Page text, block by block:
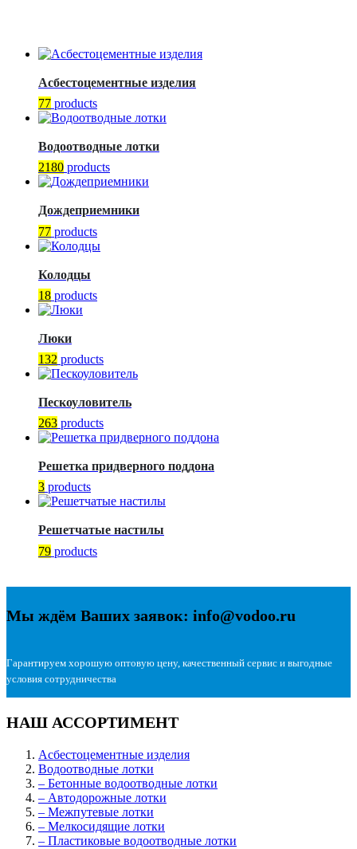
Асбестоцементные изделия
77 products
Водоотводные лотки
2180 products
Дождеприемники
77 products
Колодцы
18 products
Люки
132 products
Пескоуловитель
263 products
Решетка придверного поддона
3 products
Решетчатые настилы
79 products
Мы ждём Ваших заявок: info@vodoo.ru
Гарантируем хорошую оптовую цену, качественный сервис и выгодные
условия сотрудничества
НАШ АССОРТИМЕНТ
Асбестоцементные изделия
Водоотводные лотки
– Бетонные водоотводные лотки
– Автодорожные лотки
– Межпутевые лотки
– Мелкосидящие лотки
– Пластиковые водоотводные лотки